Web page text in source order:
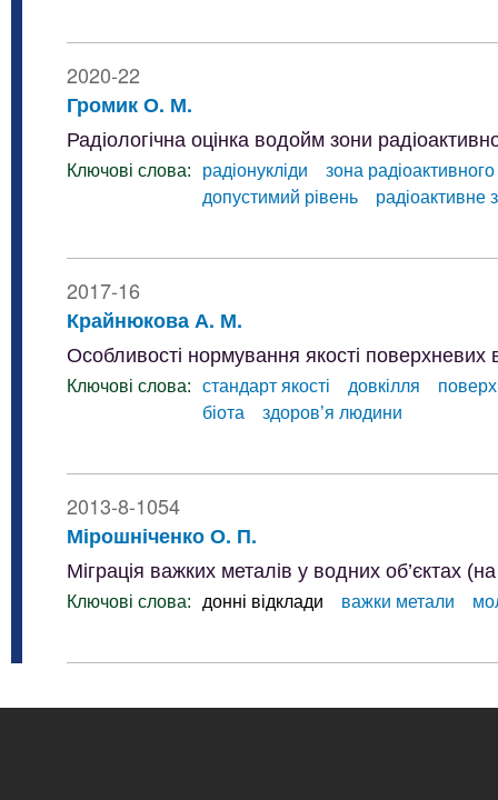
2020-22
Громик О. М.
Радіологічна оцінка водойм зони
Ключові слова: радіонукліди
зона
допустимий рівень
радіоактивне
2017-16
Крайнюкова А. М.
Особливості нормування якості поверхневих
Ключові слова: стандарт якості довкілля
біота
здоров’я людини
2013-8-1054
Мірошніченко О. П.
Міграція важких металів у водних об’єктах
Ключові слова: донні відклади важки метали